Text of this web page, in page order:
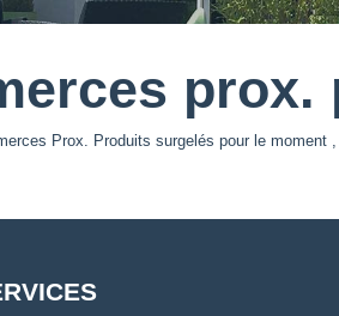
Prox. Produits surgelés pour le moment